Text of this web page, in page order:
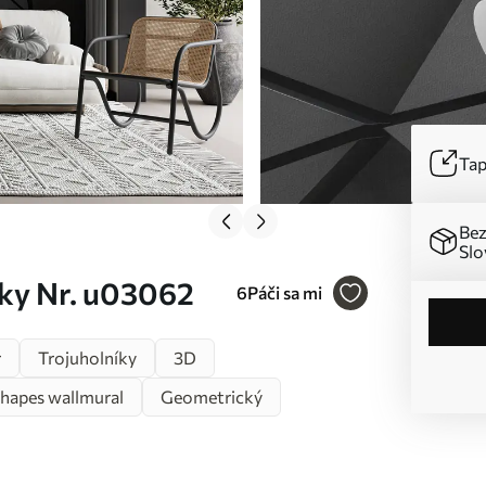
Nr. u03062 6Páči sa mi
Trojuholníky
3D
wallmural
Geometrický